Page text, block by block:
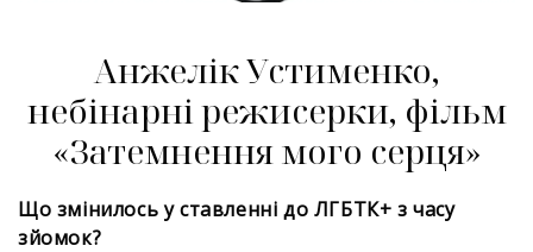
Анжелік Устименко,
небінарні режисерки, фільм
«Затемнення мого серця»
Що змінилось у ставленні до ЛГБТК+ з часу
зйомок?